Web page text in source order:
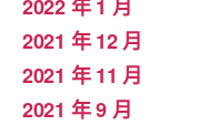
2022 年 1 月
2021 年 12 月
2021 年 11 月
2021 年 9 月